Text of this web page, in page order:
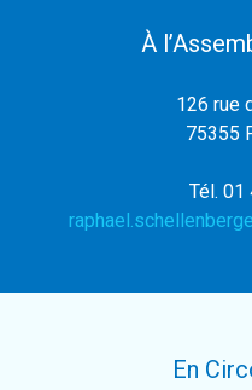
À
126 rue
75355
Tél. 01
En